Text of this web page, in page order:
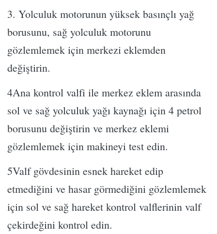
3. Yolculuk motorunun yüksek basınçlı yağ
borusunu, sağ yolculuk motorunu
gözlemlemek için merkezi eklemden
değiştirin.
4Ana kontrol valfi ile merkez eklem arasında
sol ve sağ yolculuk yağı kaynağı için 4 petrol
borusunu değiştirin ve merkez eklemi
gözlemlemek için makineyi test edin.
5Valf gövdesinin esnek hareket edip
etmediğini ve hasar görmediğini gözlemlemek
için sol ve sağ hareket kontrol valflerinin valf
çekirdeğini kontrol edin.